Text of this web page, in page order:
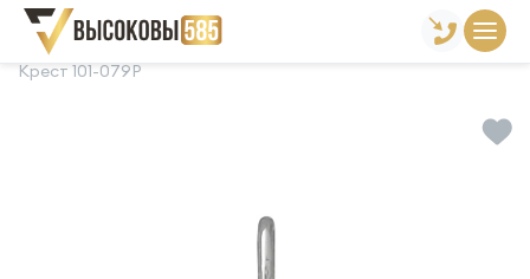
Главная Склад готовой продукции
Крест 101-079Р